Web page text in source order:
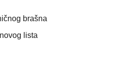
brašna
lista